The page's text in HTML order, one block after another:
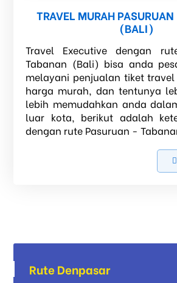
TRAVEL MURAH
(BALI)
Travel Executive dengan
Tabanan (Bali) bisa anda
melayani penjualan tiket
harga murah, dan tentunya
lebih memudahkan anda
luar kota, berikut adalah
dengan rute Pasuruan -
Rute Denpasar